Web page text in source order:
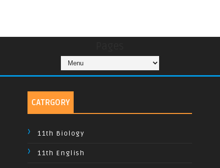
CATRGORY
11th Biology
11th English